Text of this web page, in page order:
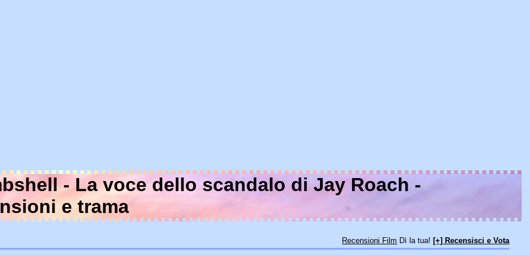
- La voce dello scandalo di Jay Roach -
e trama
Recensioni Film Dì la tua! [+] Recensisci e Vota